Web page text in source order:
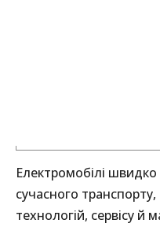
Електромобілі
сучасного
технологій, сервісу й